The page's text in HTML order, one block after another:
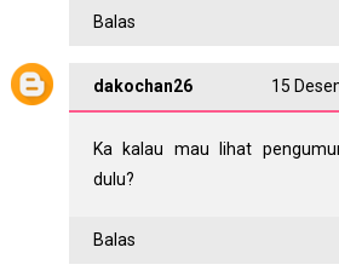
Balas
dakochan26 15
Ka kalau mau lihat
dulu?
Balas